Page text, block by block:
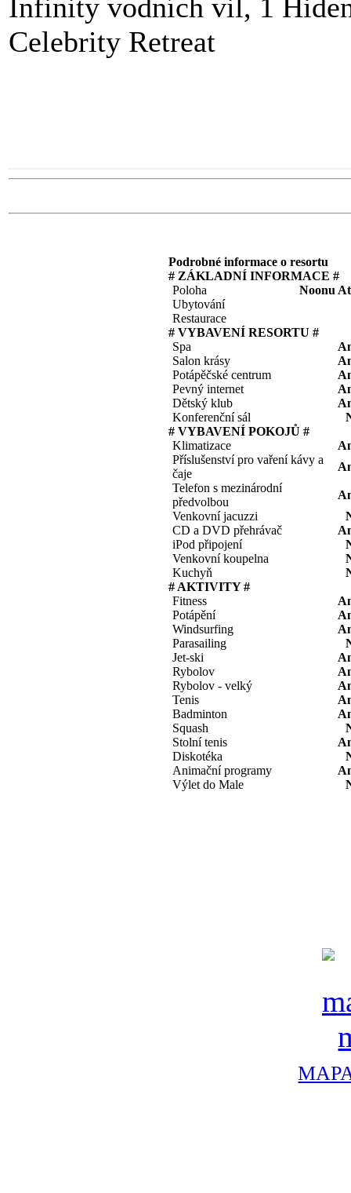
Infinity vodních vil, 1
Celebrity Retreat
Podrobné informace o resortu
# ZÁKLADNÍ INFORMACE #
Poloha
Noonu
Ubytování
Restaurace
# VYBAVENÍ RESORTU #
Spa
Salon krásy
Potápěčské centrum
Pevný internet
Dětský klub
Konferenční sál
# VYBAVENÍ POKOJŮ #
Klimatizace
Příslušenství pro vaření kávy a
čaje
Telefon s mezinárodní
předvolbou
Venkovní jacuzzi
CD a DVD přehrávač
iPod připojení
Venkovní koupelna
Kuchyň
# AKTIVITY #
Fitness
Potápění
Windsurfing
Parasailing
Jet-ski
Rybolov
Rybolov - velký
Tenis
Badminton
Squash
Stolní tenis
Diskotéka
Animační programy
Výlet do Male